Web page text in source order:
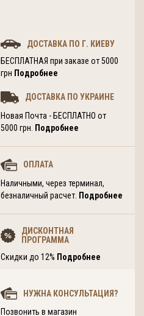
ДОСТАВКА ПО Г. КИЕВУ
БЕСПЛАТНАЯ при заказе от 5000
грн Подробнее
ДОСТАВКА ПО УКРАИНЕ
Новая Почта - БЕСПЛАТНО от
5000 грн.
Подробнее
ОПЛАТА
Наличными, через терминал,
безналичный расчет. Подробнее
ДИСКОНТНАЯ
ПРОГРАММА
Скидки до 12% Подробнее
НУЖНА КОНСУЛЬТАЦИЯ?
Позвонить в магазин